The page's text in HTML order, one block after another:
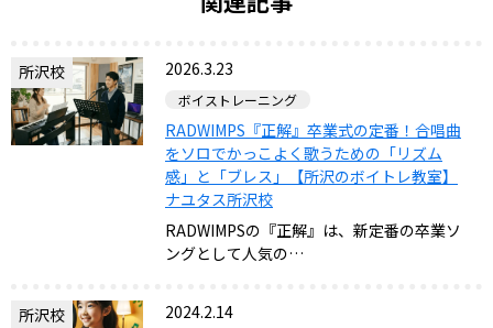
所沢校 2026.3.23
ボイストレーニング
RADWIMPS『正解』卒業式の定番！合唱曲
をソロでかっこよく歌うための「リズム
感」と「ブレス」【所沢のボイトレ教室】
ナユタス所沢校
RADWIMPSの『正解』は、新定番の卒業ソ
ングとして人気の…
所沢校 2024.2.14